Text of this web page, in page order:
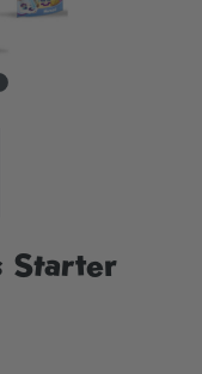
Starter